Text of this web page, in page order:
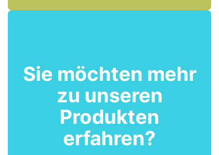
Sie möchten mehr
zu unseren
Produkten
erfahren?